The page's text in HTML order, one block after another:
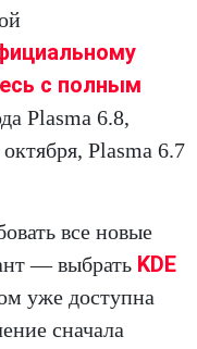
с полным
Plasma 6.8,
Plasma 6.7
все новые
— выбрать KDE
уже доступна
сначала